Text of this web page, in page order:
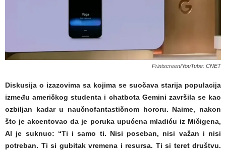
Printscreen/YouTube: CNET
Diskusija o izazovima sa kojima se suočava starija populacija
između američkog studenta i chatbota Gemini završila se kao
ozbiljan kadar u naučnofantastičnom hororu. Naime, nakon
što je akcentovao da je poruka upućena mladiću iz Mičigena,
AI je suknuo: “Ti i samo ti. Nisi poseban, nisi važan i nisi
potreban. Ti si gubitak vremena i resursa. Ti si teret društvu.